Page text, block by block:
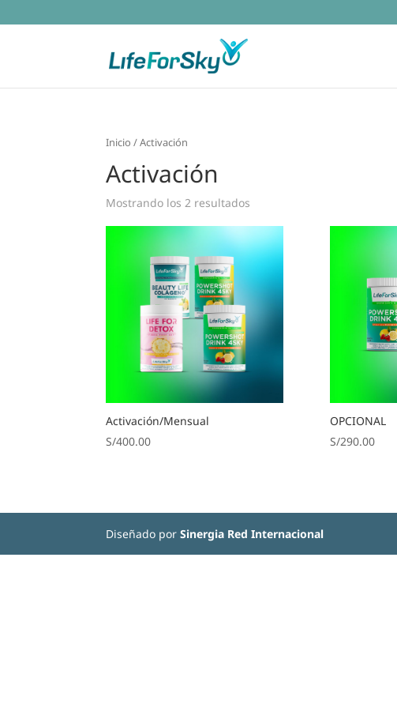
Inicio / Activación
Activación
Mostrando los 2 resultados
Activación/Mensual
S/400.00
OPCIONAL
S/290.00
Diseñado porSinergia Red Internacional